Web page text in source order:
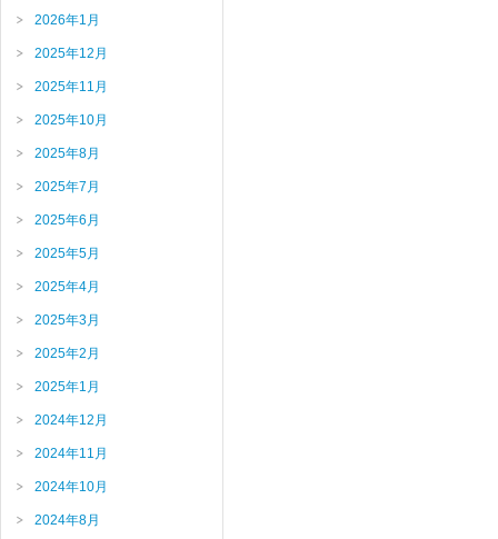
2026年1月
2025年12月
2025年11月
2025年10月
2025年8月
2025年7月
2025年6月
2025年5月
2025年4月
2025年3月
2025年2月
2025年1月
2024年12月
2024年11月
2024年10月
2024年8月